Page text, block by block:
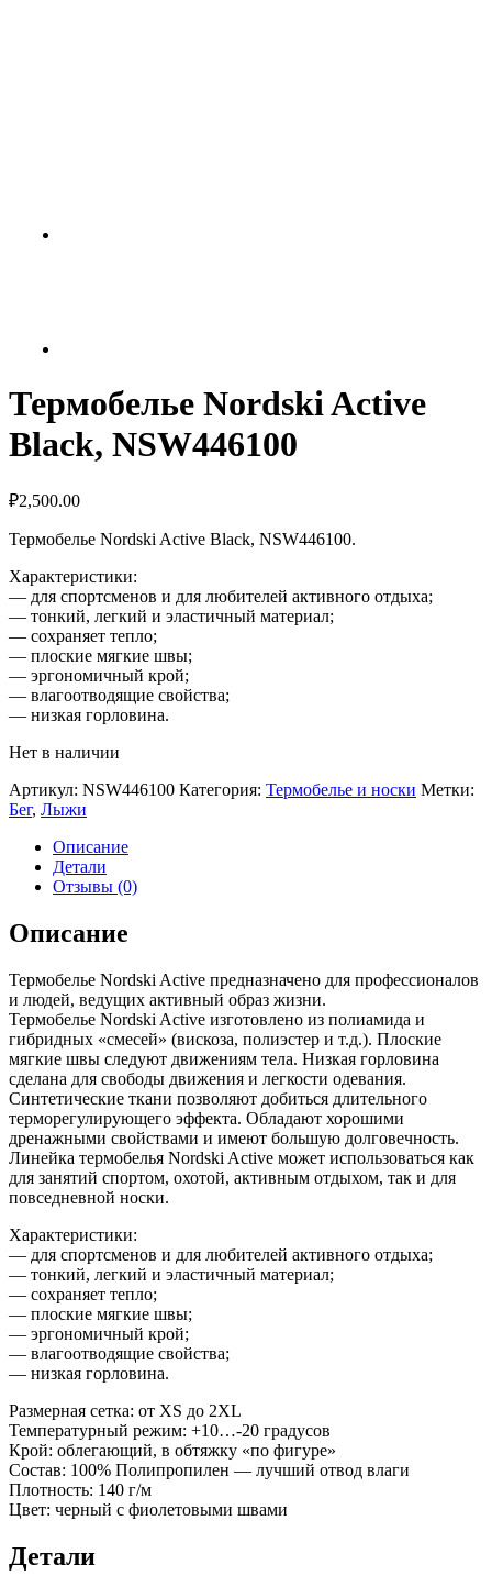
Термобелье Nordski Active
Black, NSW446100
₽2,500.00
Термобелье Nordski Active Black, NSW446100.
Характеристики:
— для спортсменов и для любителей активного отдыха;
— тонкий, легкий и эластичный материал;
— сохраняет тепло;
— плоские мягкие швы;
— эргономичный крой;
— влагоотводящие свойства;
— низкая горловина.
Нет в наличии
Артикул: NSW446100 Категория: Термобелье и носки Метки:
Бег, Лыжи
Описание
Детали
Отзывы (0)
Описание
Термобелье Nordski Active предназначено для профессионалов
и людей, ведущих активный образ жизни.
Термобелье Nordski Active изготовлено из полиамида и
гибридных «смесей» (вискоза, полиэстер и т.д.). Плоские
мягкие швы следуют движениям тела. Низкая горловина
сделана для свободы движения и легкости одевания.
Синтетические ткани позволяют добиться длительного
терморегулирующего эффекта. Обладают хорошими
дренажными свойствами и имеют большую долговечность.
Линейка термобелья Nordski Active может использоваться как
для занятий спортом, охотой, активным отдыхом, так и для
повседневной носки.
Характеристики:
— для спортсменов и для любителей активного отдыха;
— тонкий, легкий и эластичный материал;
— сохраняет тепло;
— плоские мягкие швы;
— эргономичный крой;
— влагоотводящие свойства;
— низкая горловина.
Размерная сетка: от XS до 2XL
Температурный режим: +10…-20 градусов
Крой: облегающий, в обтяжку «по фигуре»
Состав: 100% Полипропилен — лучший отвод влаги
Плотность: 140 г/м
Цвет: черный с фиолетовыми швами
Детали